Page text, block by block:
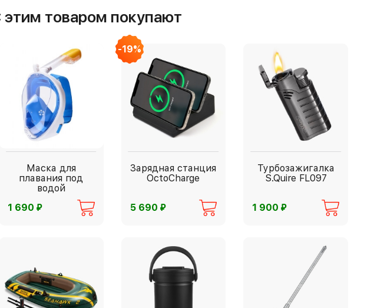
С этим товаром покупают
Маска для
плавания под
водой
1 690 ⃏
-19%
Зарядная станция
OctoCharge
5 690 ⃏
Турбозажигалка
S.Quire FL097
1 900⃏